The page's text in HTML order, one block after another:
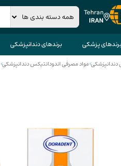
Tehran
IRAN
برندهای پزشکی برندهای دندانپزشکی
دندانپزشکی>مواد مصرفی اندودانتیکس دندانپزشکی>